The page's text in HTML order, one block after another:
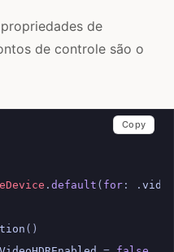
de
de controle são o
. default ( for : . video
()
Copy